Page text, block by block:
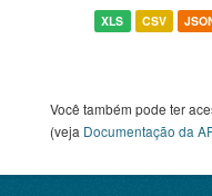
XLS CSV
Você também pode ter
(veja Documentação da